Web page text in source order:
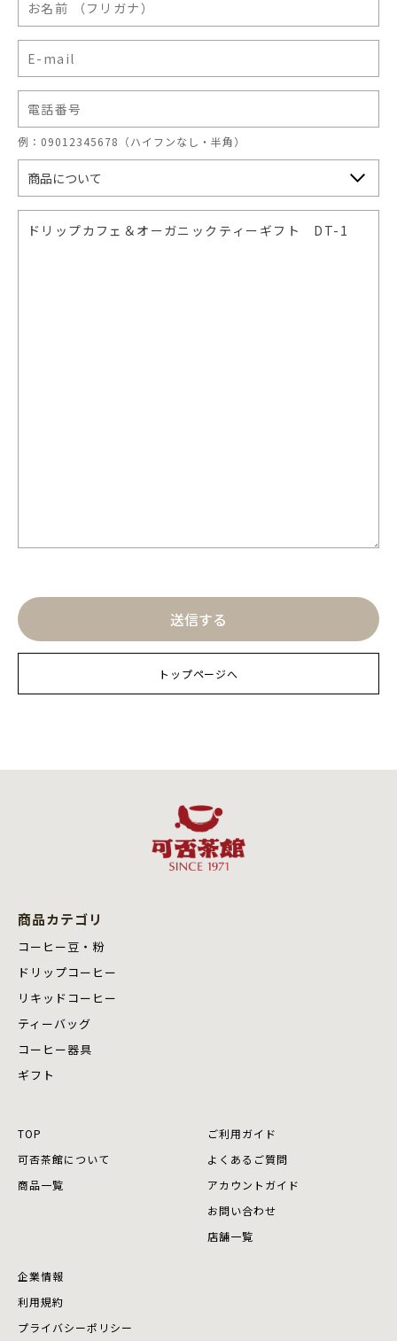
例：09012345678（ハイフンなし・半角）
トップページへ
商品カテゴリ
コーヒー豆・粉
ドリップコーヒー
リキッドコーヒー
ティーバッグ
コーヒー器具
ギフト
TOP
可否茶館について
商品⼀覧
ご利用ガイド
よくあるご質問
アカウントガイド
お問い合わせ
店舗⼀覧
企業情報
利用規約
プライバシーポリシー